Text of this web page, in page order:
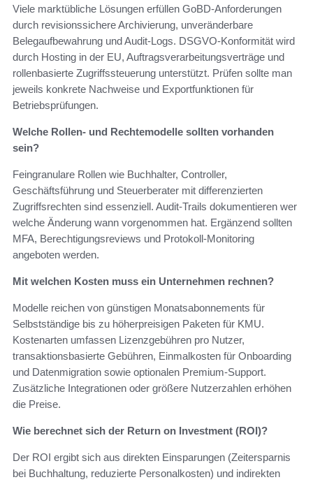
Viele marktübliche Lösungen erfüllen GoBD-Anforderungen
durch revisionssichere Archivierung, unveränderbare
Belegaufbewahrung und Audit-Logs. DSGVO-Konformität wird
durch Hosting in der EU, Auftragsverarbeitungsverträge und
rollenbasierte Zugriffssteuerung unterstützt. Prüfen sollte man
jeweils konkrete Nachweise und Exportfunktionen für
Betriebsprüfungen.
Welche Rollen- und Rechtemodelle sollten vorhanden
sein?
Feingranulare Rollen wie Buchhalter, Controller,
Geschäftsführung und Steuerberater mit differenzierten
Zugriffsrechten sind essenziell. Audit-Trails dokumentieren wer
welche Änderung wann vorgenommen hat. Ergänzend sollten
MFA, Berechtigungsreviews und Protokoll-Monitoring
angeboten werden.
Mit welchen Kosten muss ein Unternehmen rechnen?
Modelle reichen von günstigen Monatsabonnements für
Selbstständige bis zu höherpreisigen Paketen für KMU.
Kostenarten umfassen Lizenzgebühren pro Nutzer,
transaktionsbasierte Gebühren, Einmalkosten für Onboarding
und Datenmigration sowie optionalen Premium-Support.
Zusätzliche Integrationen oder größere Nutzerzahlen erhöhen
die Preise.
Wie berechnet sich der Return on Investment (ROI)?
Der ROI ergibt sich aus direkten Einsparungen (Zeitersparnis
bei Buchhaltung, reduzierte Personalkosten) und indirekten